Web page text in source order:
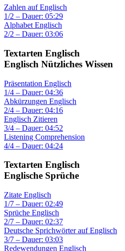
Zahlen auf Englisch
1/2 – Dauer: 05:29
Alphabet Englisch
2/2 – Dauer: 03:06
Textarten Englisch
Englisch Nützliches Wissen
Präsentation Englisch
1/4 – Dauer: 04:36
Abkürzungen Englisch
2/4 – Dauer: 04:16
Englisch Zitieren
3/4 – Dauer: 04:52
Listening Comprehension
4/4 – Dauer: 04:24
Textarten Englisch
Englische Sprüche
Zitate Englisch
1/7 – Dauer: 02:49
Sprüche Englisch
2/7 – Dauer: 02:37
Deutsche Sprichwörter auf Englisch
3/7 – Dauer: 03:03
Redewendungen Englisch